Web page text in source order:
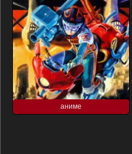
аниме